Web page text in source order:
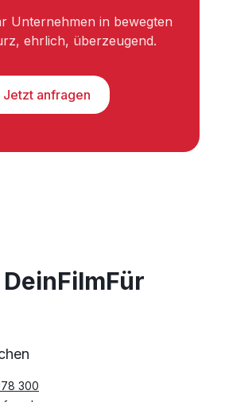
Unternehmen in bewegten
ehrlich, überzeugend.
Jetzt anfragen
DeinFilmFür
300